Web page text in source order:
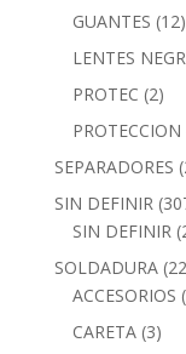
GUANTES (12)
LENTES
PROTEC (2)
PROTECCION
SEPARADORES
SIN DEFINIR
SIN DEFINIR
SOLDADURA
ACCESORIOS
CARETA (3)